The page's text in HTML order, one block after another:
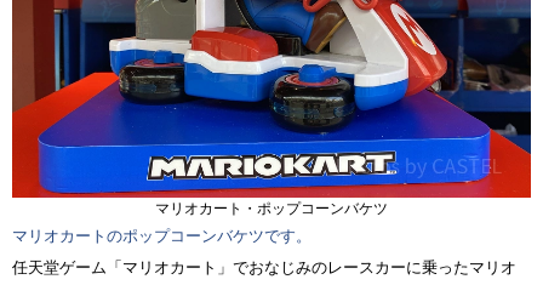
マリオカート・ポップコーンバケツ
マリオカートのポップコーンバケツです。
任天堂ゲーム「マリオカート」でおなじみのレースカーに乗ったマリオ